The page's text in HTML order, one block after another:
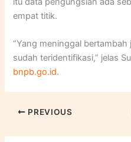
empat titik.
“Yang meninggal bertambah
sudah teridentifikasi,” jelas
bnpb.go.id.
PREVIOUS